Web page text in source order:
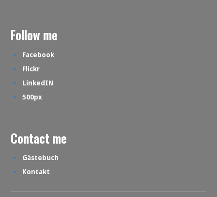
Follow me
Facebook
Flickr
LinkedIN
500px
Contact me
Gästebuch
Kontakt